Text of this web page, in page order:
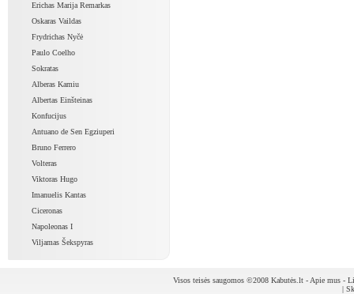
Erichas Marija Remarkas
Oskaras Vaildas
Frydrichas Nyčė
Paulo Coelho
Sokratas
Alberas Kamiu
Albertas Einšteinas
Konfucijus
Antuano de Sen Egziuperi
Bruno Ferrero
Volteras
Viktoras Hugo
Imanuelis Kantas
Ciceronas
Napoleonas I
Viljamas Šekspyras
Visos teisės saugomos ©2008 Kabutės.lt - Apie mus-
|